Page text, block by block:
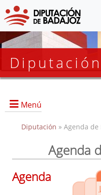
Diputación
Menú
Presidencia
Grupos Políticos
Diputación » Agenda
Agenda
Agenda